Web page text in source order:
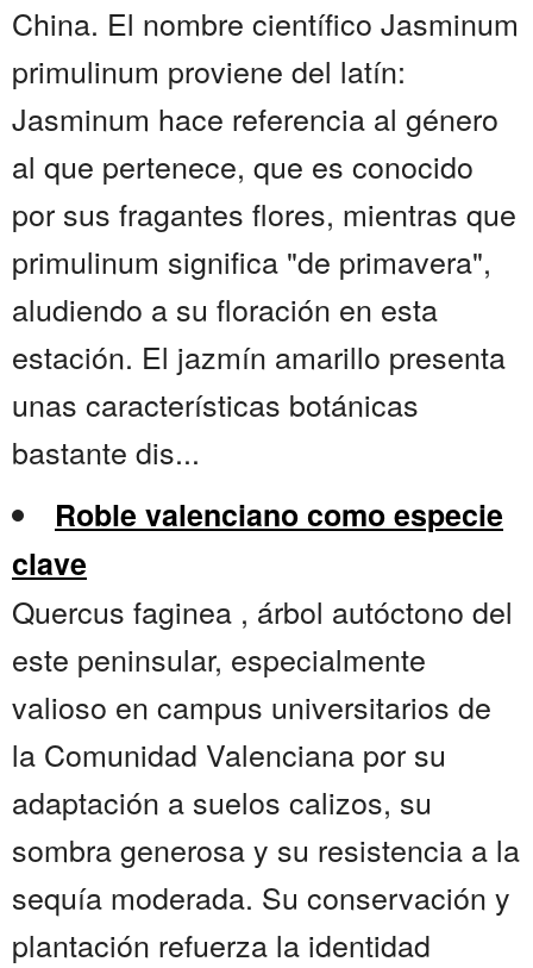
China. El nombre científico Jasminum
primulinum proviene del latín:
Jasminum hace referencia al género
al que pertenece, que es conocido
por sus fragantes flores, mientras que
primulinum significa "de primavera",
aludiendo a su floración en esta
estación. El jazmín amarillo presenta
unas características botánicas
bastante dis...
Roble valenciano como especie
clave
Quercus faginea , árbol autóctono del
este peninsular, especialmente
valioso en campus universitarios de
la Comunidad Valenciana por su
adaptación a suelos calizos, su
sombra generosa y su resistencia a la
sequía moderada. Su conservación y
plantación refuerza la identidad